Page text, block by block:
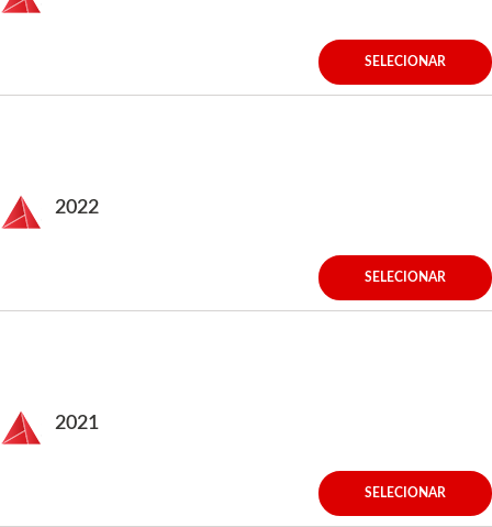
SELECIONAR
2022
SELECIONAR
2021
SELECIONAR